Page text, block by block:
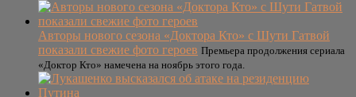
Авторы нового сезона «Доктора Кто» с Шути Гатвой
показали свежие фото героев Премьера продолжения сериала
«Доктор Кто» намечена на ноябрь этого года.